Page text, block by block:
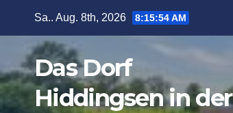
springen
Sa.. Aug. 8th, 2026 8:15:55 AM
Das Dorf
Hiddingsen in der